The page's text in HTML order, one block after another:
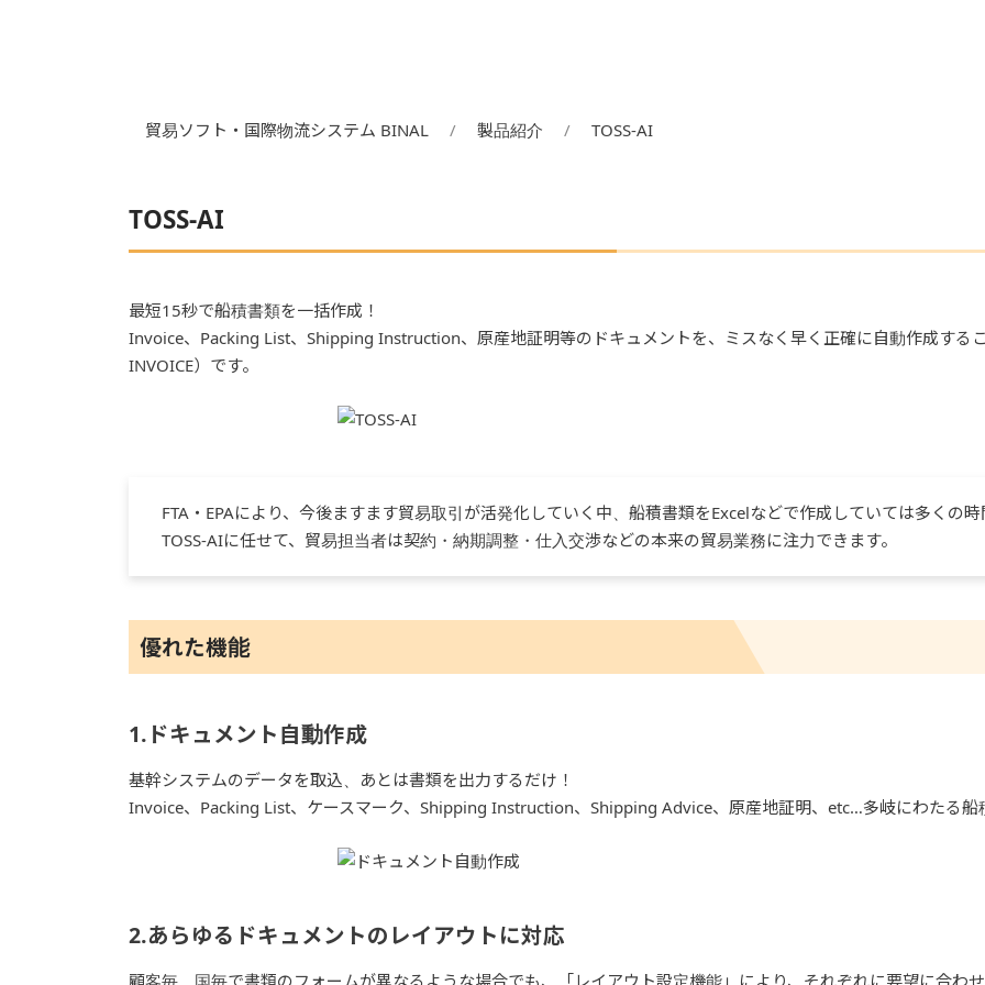
貿易ソフト・国際物流システム BINAL 製品紹介 TOSS-AI
TOSS-AI
最短15秒で船積書類を一括作成！
Invoice、Packing List、Shipping Instruction、原産地証明等のドキュメントを、ミスなく早く正確に自動作成する
INVOICE）です。
FTA・EPAにより、今後ますます貿易取引が活発化していく中、船積書類をExcelなどで作成していては多くの
TOSS-AIに任せて、貿易担当者は契約・納期調整・仕入交渉などの本来の貿易業務に注力できます。
優れた機能
1.ドキュメント自動作成
基幹システムのデータを取込、あとは書類を出力するだけ！
Invoice、Packing List、ケースマーク、Shipping Instruction、Shipping Advice、原産地証明、etc…多岐にわたる船
2.あらゆるドキュメントのレイアウトに対応
顧客毎、国毎で書類のフォームが異なるような場合でも、「レイアウト設定機能」により、それぞれに要望に合わ